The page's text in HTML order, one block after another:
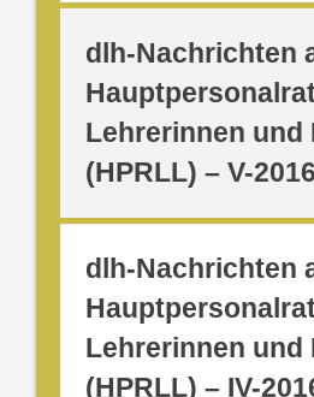
dlh-Nachrichten
Lehrerinnen und
(HPRLL) – V-2016
dlh-Nachrichten
Lehrerinnen und
(HPRLL) – IV-